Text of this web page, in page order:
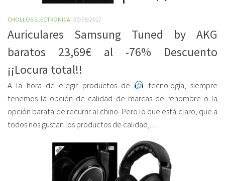
CHOLLOS ELECTRONICA 30/08/2017
Auriculares Samsung Tuned by AKG
baratos 23,69€ al -76% Descuento
¡¡Locura total!!
A la hora de elegir productos de
tecnología, siempre
tenemos la opción de calidad de marcas de renombre o la
opción barata de recurrir al chino. Pero lo que está claro, que a
todos nos gustan los productos de calidad,...